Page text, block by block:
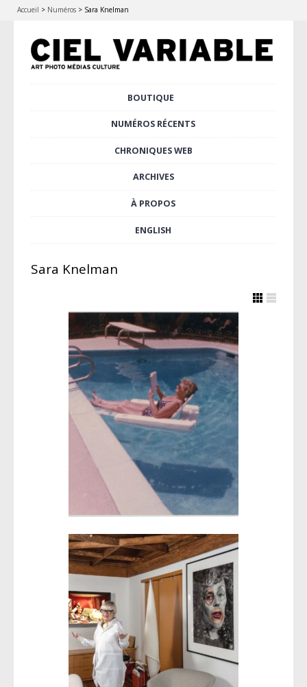
Accueil > Numéros > Sara Knelman
BOUTIQUE
NUMÉROS RÉCENTS
CHRONIQUES WEB
ARCHIVES
À PROPOS
ENGLISH
Sara Knelman